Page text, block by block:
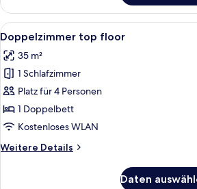
Monarch
Alle
Fotos
für
Doppelzimmer
top
floor
anzeigen
Ein
4
Doppelzimmer top floor
35 m²
1 Schlafzimmer
Platz für 4 Personen
1 Doppelbett
Kostenloses WLAN
Weitere Details
Weitere
Daten